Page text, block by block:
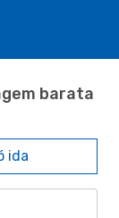
barata
ida